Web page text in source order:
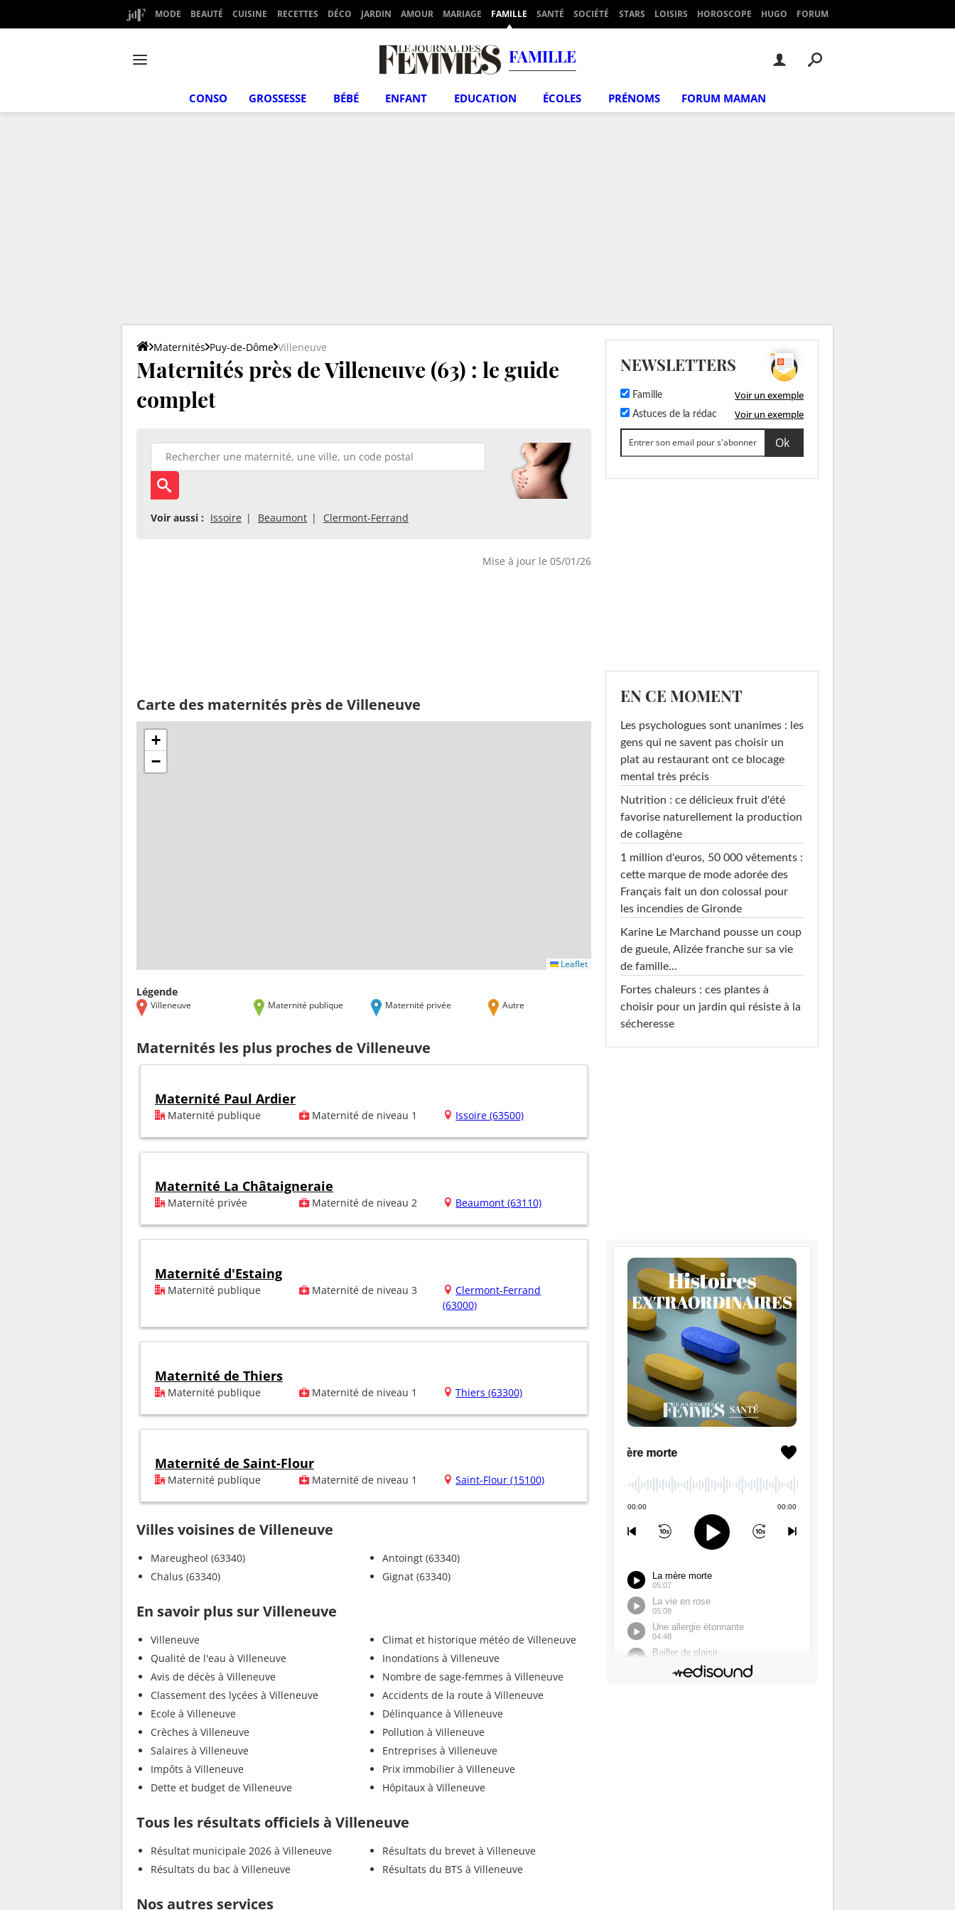
MODE BEAUTÉ CUISINE RECETTES DÉCO JARDIN AMOUR MARIAGE FAMILLE SANTÉ SOCIÉTÉ STARS LOISIRS HOROSCOPE HUGO FORUM
FAMILLE
CONSO GROSSESSE BÉBÉ ENFANT EDUCATION ÉCOLES PRÉNOMS FORUM MAMAN
Maternités Puy-de-Dôme Villeneuve
Maternités près de Villeneuve (63) : le guide
complet
Voir aussi : Issoire Beaumont Clermont-Ferrand
Mise à jour le 05/01/26
Carte des maternités près de Villeneuve
+
−
Leaflet
Légende
Villeneuve Maternité publique Maternité privée Autre
Maternités les plus proches de Villeneuve
Maternité Paul Ardier
Maternité publique Maternité de niveau 1 Issoire (63500)
Maternité La Châtaigneraie
Maternité privée Maternité de niveau 2 Beaumont (63110)
Maternité d'Estaing
Maternité publique Maternité de niveau 3
Clermont-Ferrand
(63000)
Maternité de Thiers
Maternité publique Maternité de niveau 1 Thiers (63300)
Maternité de Saint-Flour
Maternité publique Maternité de niveau 1 Saint-Flour (15100)
Villes voisines de Villeneuve
Mareugheol (63340)
Chalus (63340)
Antoingt (63340)
Gignat (63340)
En savoir plus sur Villeneuve
Villeneuve
Qualité de l'eau à Villeneuve
Avis de décès à Villeneuve
Classement des lycées à Villeneuve
Ecole à Villeneuve
Crèches à Villeneuve
Salaires à Villeneuve
Impôts à Villeneuve
Dette et budget de Villeneuve
Climat et historique météo de Villeneuve
Inondations à Villeneuve
Nombre de sage-femmes à Villeneuve
Accidents de la route à Villeneuve
Délinquance à Villeneuve
Pollution à Villeneuve
Entreprises à Villeneuve
Prix immobilier à Villeneuve
Hôpitaux à Villeneuve
Tous les résultats officiels à Villeneuve
Résultat municipale 2026 à Villeneuve
Résultats du bac à Villeneuve
Résultats du brevet à Villeneuve
Résultats du BTS à Villeneuve
Nos autres services
NEWSLETTERS
Famille Voir un exemple
Astuces de la rédac Voir un exemple
EN CE MOMENT
Les psychologues sont unanimes : les
gens qui ne savent pas choisir un
plat au restaurant ont ce blocage
mental très précis
Nutrition : ce délicieux fruit d'été
favorise naturellement la production
de collagène
1 million d'euros, 50 000 vêtements :
cette marque de mode adorée des
Français fait un don colossal pour
les incendies de Gironde
Karine Le Marchand pousse un coup
de gueule, Alizée franche sur sa vie
de famille...
Fortes chaleurs : ces plantes à
choisir pour un jardin qui résiste à la
sécheresse